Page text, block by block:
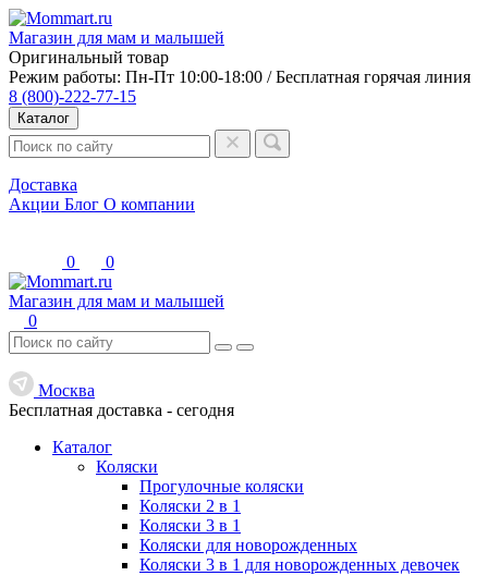
Магазин для мам и малышей
Оригинальный товар
Режим работы: Пн-Пт 10:00-18:00 / Бесплатная горячая линия
8 (800)-222-77-15
Каталог
Доставка
Акции Блог О компании
0 0
Магазин для мам и малышей
0
Москва
Бесплатная доставка - сегодня
Каталог
Коляски
Прогулочные коляски
Коляски 2 в 1
Коляски 3 в 1
Коляски для новорожденных
Коляски 3 в 1 для новорожденных девочек